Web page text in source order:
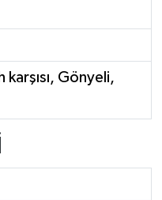
Gönyeli,